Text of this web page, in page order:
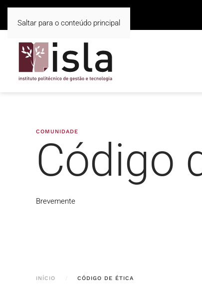
Saltar para o conteúdo principal
COMUNIDADE
Código
Brevemente
INÍCIO CÓDIGO DE ÉTICA